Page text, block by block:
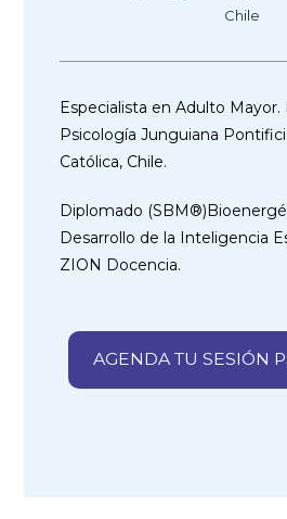
Chile
Especialista en Adulto
Psicología Junguiana
Católica, Chile.
Diplomado
Desarrollo de la Inteligencia
ZION Docencia.
AGENDA TU SESIÓN